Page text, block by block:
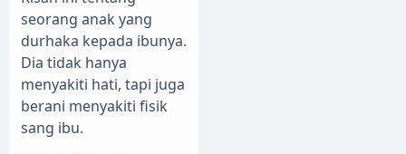
seorang anak yang
durhaka kepada ibunya.
Dia tidak hanya
menyakiti hati, tapi juga
berani menyakiti fisik
sang ibu.